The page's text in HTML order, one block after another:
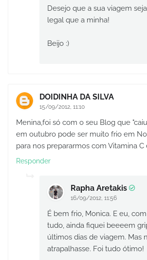
Desejo que a sua viagem
legal que a minha!
Beijo :)
DOIDINHA DA SILVA
15/09/2012, 11:10
Menina,foi só com o seu Blog que
em outubro pode ser muito frio em
para nos prepararmos com Vitamina C
Responder
Rapha Aretakis
16/09/2012, 11:56
É bem frio, Monica. E eu,
tudo, ainda fiquei beeeem
últimos dias de viagem. Mas
atrapalhasse. Foi tudo ótimo!